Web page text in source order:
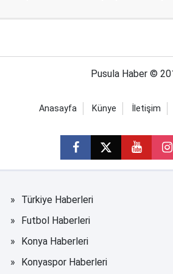
Pusula Haber ©
Anasayfa Künye İletişim
Türkiye Haberleri
Futbol Haberleri
Konya Haberleri
Konyaspor Haberleri